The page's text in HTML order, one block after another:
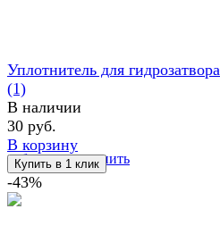
избранное сравнить
Уплотнитель для гидрозатвора
(1)
В наличии
30 руб.
В корзину
-43%